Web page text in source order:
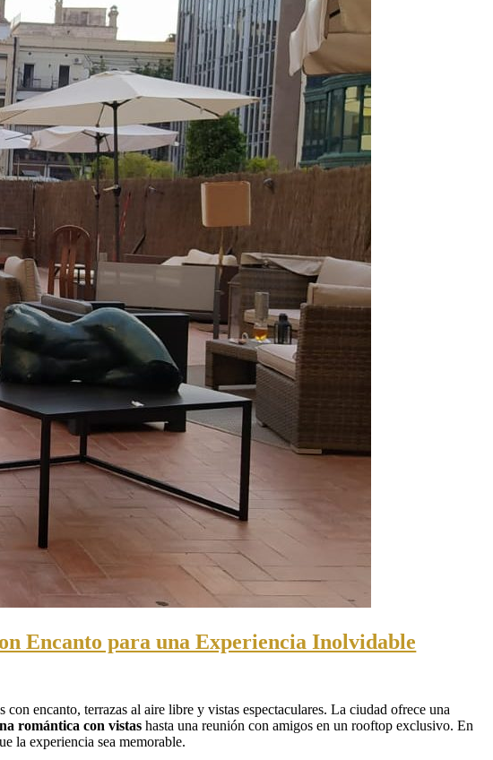
Encanto para una Experiencia Inolvidable
encanto, terrazas al aire libre y vistas espectaculares. La ciudad ofrece una
romántica con vistas hasta una reunión con amigos en un rooftop exclusivo. En
la experiencia sea memorable.